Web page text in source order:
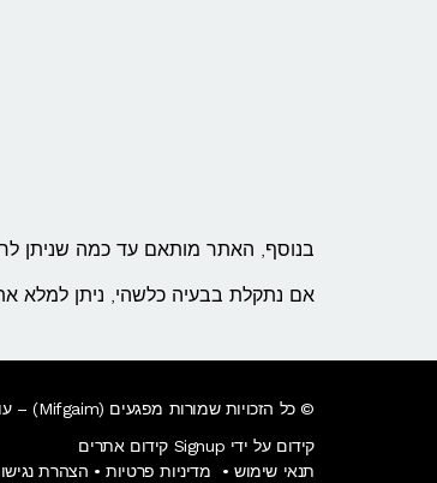
בנוסף, האתר מותאם עד כמה שניתן
אם נתקלת בבעיה כלשהי, ניתן למלא
© כל הזכויות שמורות מפגעים (Mifgaim) – עו"ד טל בייצר –
קידום על ידי Signup קידום אתרים
תנאי שימוש • מדיניות פרטיות• הצהרת